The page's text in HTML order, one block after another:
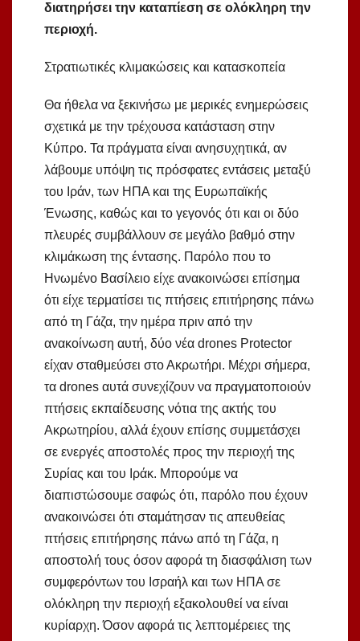
διατηρήσει την καταπίεση σε ολόκληρη την
περιοχή.
Στρατιωτικές κλιμακώσεις και κατασκοπεία
Θα ήθελα να ξεκινήσω με μερικές ενημερώσεις
σχετικά με την τρέχουσα κατάσταση στην
Κύπρο. Τα πράγματα είναι ανησυχητικά, αν
λάβουμε υπόψη τις πρόσφατες εντάσεις μεταξύ
του Ιράν, των ΗΠΑ και της Ευρωπαϊκής
Ένωσης, καθώς και το γεγονός ότι και οι δύο
πλευρές συμβάλλουν σε μεγάλο βαθμό στην
κλιμάκωση της έντασης. Παρόλο που το
Ηνωμένο Βασίλειο είχε ανακοινώσει επίσημα
ότι είχε τερματίσει τις πτήσεις επιτήρησης πάνω
από τη Γάζα, την ημέρα πριν από την
ανακοίνωση αυτή, δύο νέα drones Protector
είχαν σταθμεύσει στο Ακρωτήρι. Μέχρι σήμερα,
τα drones αυτά συνεχίζουν να πραγματοποιούν
πτήσεις εκπαίδευσης νότια της ακτής του
Ακρωτηρίου, αλλά έχουν επίσης συμμετάσχει
σε ενεργές αποστολές προς την περιοχή της
Συρίας και του Ιράκ. Μπορούμε να
διαπιστώσουμε σαφώς ότι, παρόλο που έχουν
ανακοινώσει ότι σταμάτησαν τις απευθείας
πτήσεις επιτήρησης πάνω από τη Γάζα, η
αποστολή τους όσον αφορά τη διασφάλιση των
συμφερόντων του Ισραήλ και των ΗΠΑ σε
ολόκληρη την περιοχή εξακολουθεί να είναι
κυρίαρχη. Όσον αφορά τις λεπτομέρειες της